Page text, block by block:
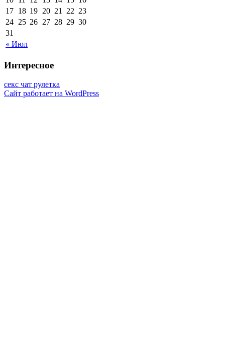
« Июл
17 18 19 20 21 22 23
24 25 26 27 28 29 30
31
Интересное
секс чат рулетка
Сайт работает на WordPress